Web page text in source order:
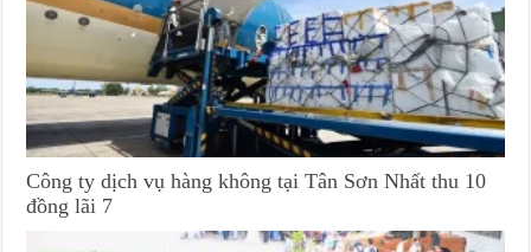
Công ty dịch vụ hàng không tại Tân Sơn Nhất thu 10
đồng lãi 7